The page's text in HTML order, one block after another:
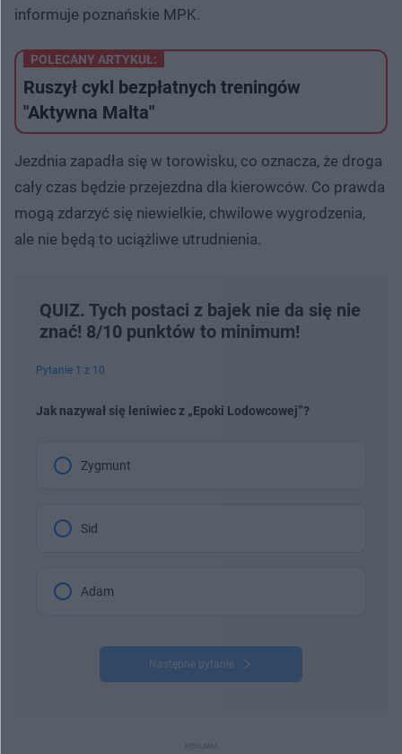
informuje poznańskie MPK.
POLECANY ARTYKUŁ:
Ruszył cykl bezpłatnych treningów
"Aktywna Malta"
Jezdnia zapadła się w torowisku, co oznacza, że droga
cały czas będzie przejezdna dla kierowców. Co prawda
mogą zdarzyć się niewielkie, chwilowe wygrodzenia,
ale nie będą to uciążliwe utrudnienia.
QUIZ. Tych postaci z bajek nie da się nie
znać! 8/10 punktów to minimum!
Pytanie 1 z 10
Jak nazywał się leniwiec z „Epoki Lodowcowej”?
Zygmunt
Sid
Adam
Następne pytanie